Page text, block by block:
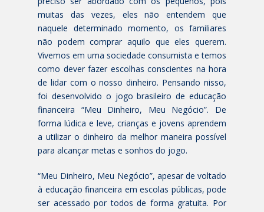
muitas das vezes, eles não entendem que
naquele determinado momento, os familiares
não podem comprar aquilo que eles querem.
Vivemos em uma sociedade consumista e temos
como dever fazer escolhas conscientes na hora
de lidar com o nosso dinheiro. Pensando nisso,
foi desenvolvido o jogo brasileiro de educação
financeira “Meu Dinheiro, Meu Negócio”. De
forma lúdica e leve, crianças e jovens aprendem
a utilizar o dinheiro da melhor maneira possível
para alcançar metas e sonhos do jogo.
“Meu Dinheiro, Meu Negócio”, apesar de voltado
à educação financeira em escolas públicas, pode
ser acessado por todos de forma gratuita. Por